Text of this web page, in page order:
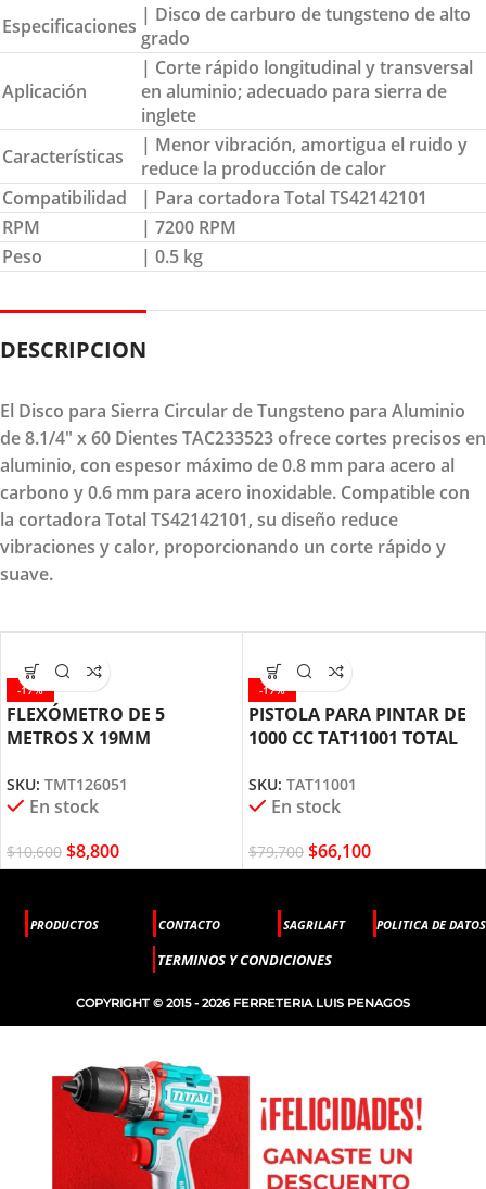
Especificaciones | Disco de carburo de tungsteno de alto
grado
Aplicación
| Corte rápido longitudinal y transversal
en aluminio; adecuado para sierra de
inglete
Características
| Menor vibración, amortigua el ruido y
reduce la producción de calor
Compatibilidad
| Para cortadora Total TS42142101
RPM
| 7200 RPM
Peso
| 0.5 kg
DESCRIPCION
El Disco para Sierra Circular de Tungsteno para Aluminio
de 8.1/4" x 60 Dientes TAC233523 ofrece cortes precisos en
aluminio, con espesor máximo de 0.8 mm para acero al
carbono y 0.6 mm para acero inoxidable. Compatible con
la cortadora Total TS42142101, su diseño reduce
vibraciones y calor, proporcionando un corte rápido y
suave.
-17%
FLEXÓMETRO DE 5
METROS X 19MM
SKU: TMT126051
En stock
$10,600 $8,800
-17%
PISTOLA PARA PINTAR DE
1000 CC TAT11001 TOTAL
SKU: TAT11001
En stock
$79,700 $66,100
PRODUCTOS CONTACTO SAGRILAFT POLITICA DE DATOS
TERMINOS Y CONDICIONES
COPYRIGHT © 2015 - 2026 FERRETERIA LUIS PENAGOS